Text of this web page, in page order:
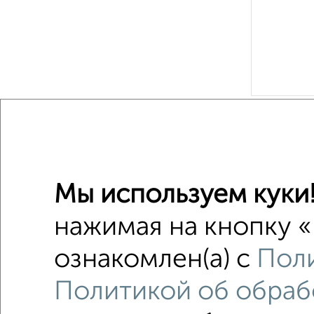
1-к
Поиск по
с
с
Мы используем куки!
нажимая на кнопку
ознакомлен(а) с
Политикой об